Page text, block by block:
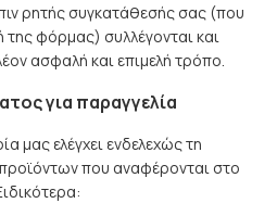
ρητής συγκατάθεσής σας (που
της φόρμας) συλλέγονται και
ασφαλή και επιμελή τρόπο.
για παραγγελία
μας ελέγχει ενδελεχώς τη
που αναφέρονται στο